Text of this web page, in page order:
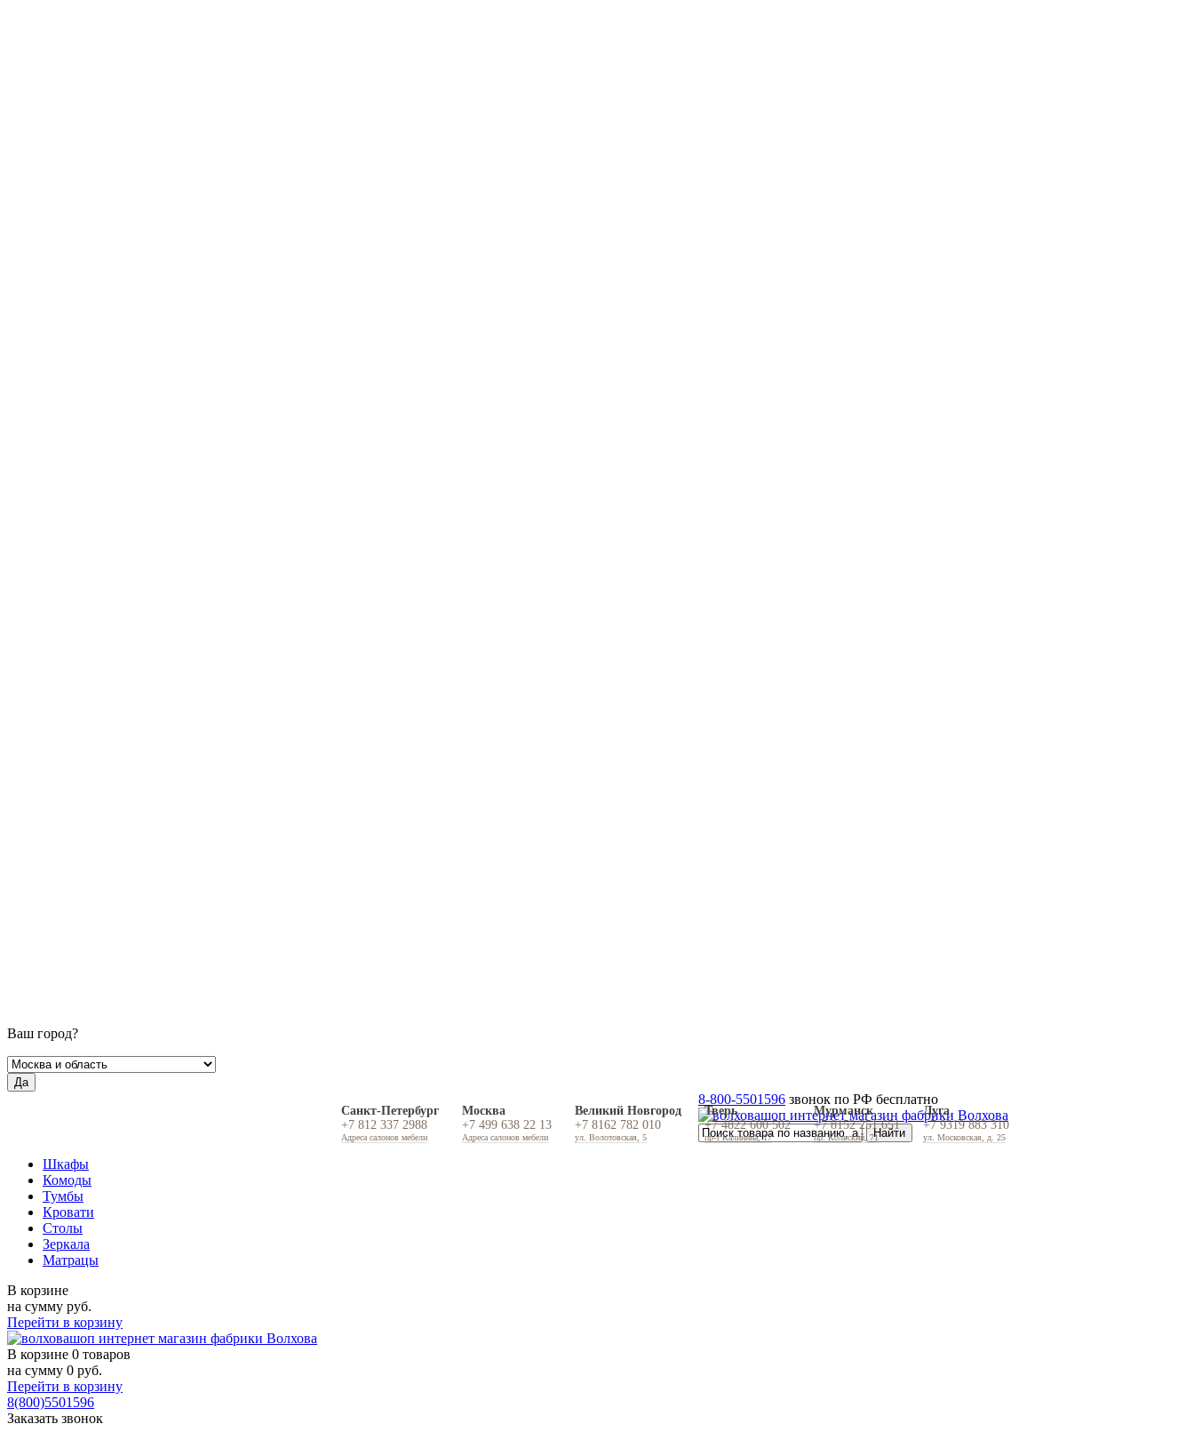
Ваш город?
Да
Санкт-Петербург
+7 812 337 2988
Адреса салонов мебели
Москва
+7 499 638 22 13
Адреса салонов мебели
Великий Новгород
+7 8162 782 010
ул. Волотовская, 5
Тверь
+7 4822 600 502
пр-т Калинина, 17
Мурманск
+7 8152 251 651
пр. Кольский, 71
Луга
+7 9319 883 310
ул. Московская, д. 25
8-800-5501596 звонок по РФ бесплатно
Шкафы
Комоды
Тумбы
Кровати
Столы
Зеркала
Матрацы
В корзине
на сумму руб.
Перейти в корзину
В корзине 0 товаров
на сумму 0 руб.
Перейти в корзину
8(800)5501596
Заказать звонок